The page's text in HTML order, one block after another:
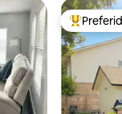
Entre os